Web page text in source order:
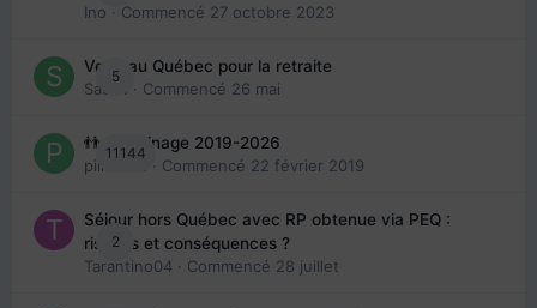
Ino · Commencé 27 octobre 2023
5
Venir au Québec pour la retraite
Sab74
· Commencé 26 mai
11144
👬 Parrainage 2019-2026
piinoush
· Commencé 22 février 2019
2
Séjour hors Québec avec RP obtenue via PEQ :
risques et conséquences ?
Tarantino04 · Commencé 28 juillet